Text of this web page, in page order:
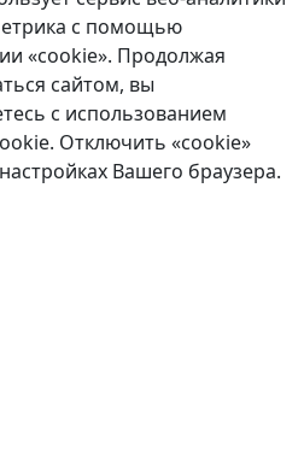
с помощью
«cookie». Продолжая
сайтом, вы
с использованием
Отключить «cookie»
Вашего браузера.